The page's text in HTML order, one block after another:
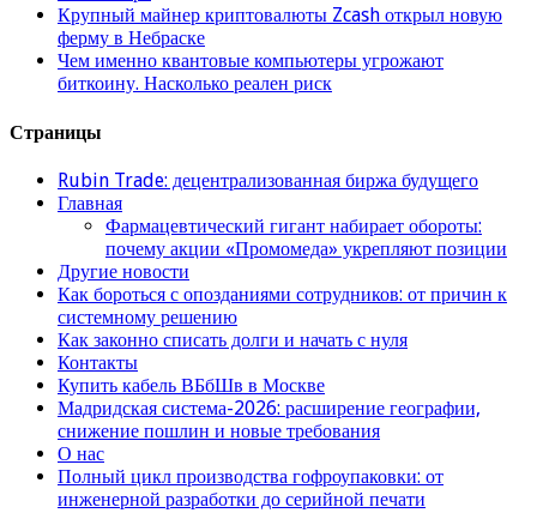
Крупный майнер криптовалюты Zcash открыл новую
ферму в Небраске
Чем именно квантовые компьютеры угрожают
биткоину. Насколько реален риск
Страницы
Rubin Trade: децентрализованная биржа будущего
Главная
Фармацевтический гигант набирает обороты:
почему акции «Промомеда» укрепляют позиции
Другие новости
Как бороться с опозданиями сотрудников: от причин к
системному решению
Как законно списать долги и начать с нуля
Контакты
Купить кабель ВБбШв в Москве
Мадридская система-2026: расширение географии,
снижение пошлин и новые требования
О нас
Полный цикл производства гофроупаковки: от
инженерной разработки до серийной печати